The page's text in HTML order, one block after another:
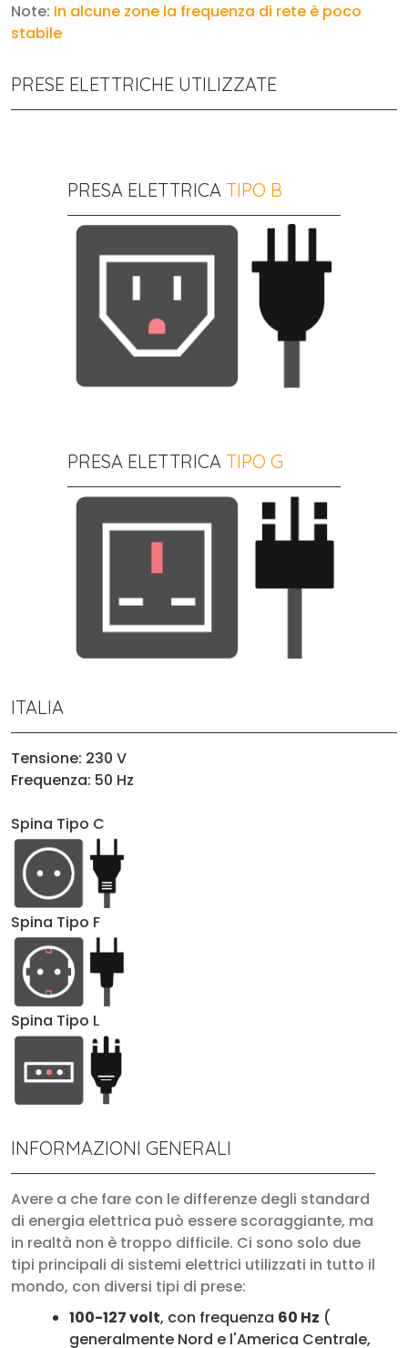
Note: In alcune zone la frequenza di rete è poco
stabile
PRESE ELETTRICHE UTILIZZATE
PRESA ELETTRICA TIPO B
PRESA ELETTRICA TIPO G
ITALIA
Tensione: 230 V
Frequenza: 50 Hz
Spina Tipo C
Spina Tipo F
Spina Tipo L
INFORMAZIONI GENERALI
Avere a che fare con le differenze degli standard
di energia elettrica può essere scoraggiante, ma
in realtà non è troppo difficile. Ci sono solo due
tipi principali di sistemi elettrici utilizzati in tutto il
mondo, con diversi tipi di prese:
100-127 volt, con frequenza 60 Hz (
generalmente Nord e l'America Centrale,